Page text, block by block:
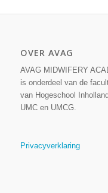
OVER AVAG
AVAG MIDWIFERY
is onderdeel van de
van Hogeschool
UMC en UMCG.
Privacyverklaring